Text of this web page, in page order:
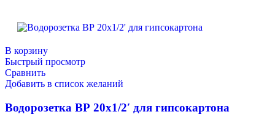
В корзину
Быстрый просмотр
Сравнить
Добавить в список желаний
Водорозетка ВР 20х1/2′ для гипсокартона